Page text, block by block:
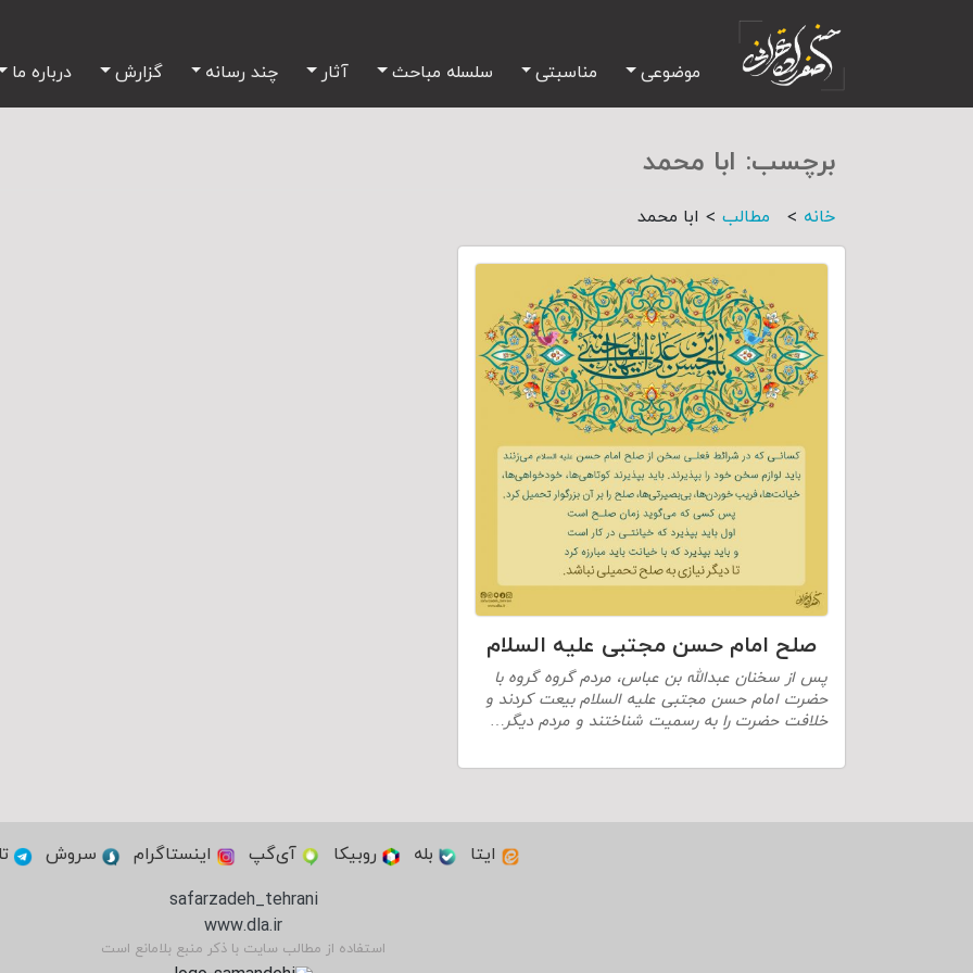
موضوعی مناسبتی سلسله مباحث آثار چند رسانه گزارش درباره ما
برچسب: ابا محمد
خانه > مطالب > ابا محمد
صلح امام حسن مجتبی علیه السلام
پس از سخنان عبدالله بن عباس، مردم گروه گروه با
حضرت امام حسن مجتبی علیه السلام بیعت کردند و
خلافت حضرت را به رسمیت شناختند و مردم دیگر…
ایتا بله روبیکا آی‌گپ اینستاگرام سروش
safarzadeh_tehrani
www.dla.ir
استفاده از مطالب سایت با ذکر منبع بلامانع است